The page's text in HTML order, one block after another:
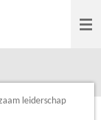
leiderschap